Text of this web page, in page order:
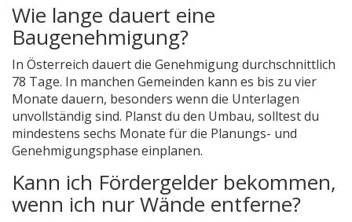
Wie lange dauert eine
Baugenehmigung?
In Österreich dauert die Genehmigung durchschnittlich
78 Tage. In manchen Gemeinden kann es bis zu vier
Monate dauern, besonders wenn die Unterlagen
unvollständig sind. Planst du den Umbau, solltest du
mindestens sechs Monate für die Planungs- und
Genehmigungsphase einplanen.
Kann ich Fördergelder bekommen,
wenn ich nur Wände entferne?